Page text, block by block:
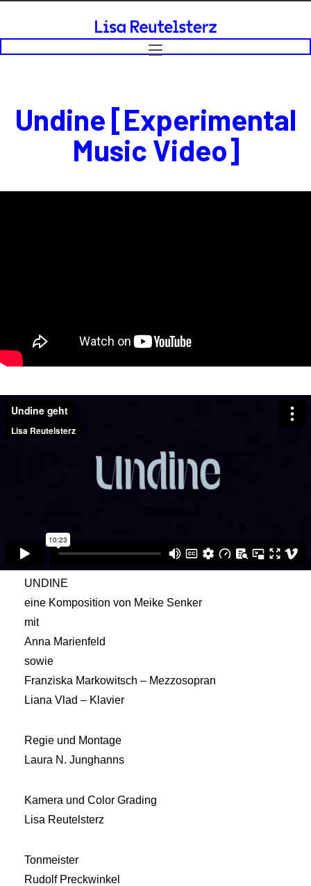
Undine [Experimental
Music Video]
UNDINE
eine Komposition von Meike Senker
mit
Anna Marienfeld
sowie
Franziska Markowitsch – Mezzosopran
Liana Vlad – Klavier
Regie und Montage
Laura N. Junghanns
Kamera und Color Grading
Lisa Reutelsterz
Tonmeister
Rudolf Preckwinkel